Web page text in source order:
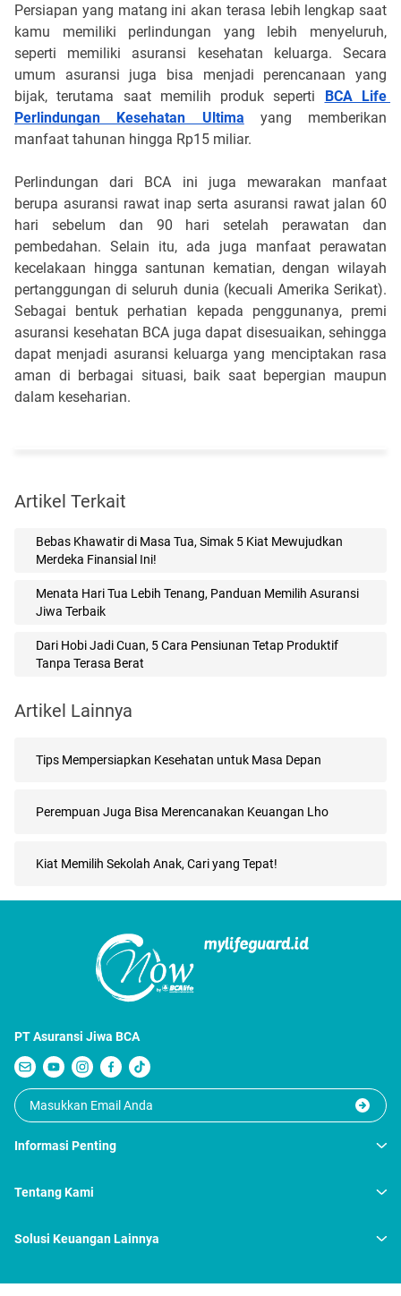
Persiapan yang matang ini akan terasa lebih lengkap saat
kamu memiliki perlindungan yang lebih menyeluruh,
seperti memiliki asuransi kesehatan keluarga. Secara
umum asuransi juga bisa menjadi perencanaan yang
bijak, terutama saat memilih produk seperti BCA Life
Perlindungan Kesehatan Ultima yang memberikan
manfaat tahunan hingga Rp15 miliar.
Perlindungan dari BCA ini juga mewarakan manfaat
berupa asuransi rawat inap serta asuransi rawat jalan 60
hari sebelum dan 90 hari setelah perawatan dan
pembedahan. Selain itu, ada juga manfaat perawatan
kecelakaan hingga santunan kematian, dengan wilayah
pertanggungan di seluruh dunia (kecuali Amerika Serikat).
Sebagai bentuk perhatian kepada penggunanya, premi
asuransi kesehatan BCA juga dapat disesuaikan, sehingga
dapat menjadi asuransi keluarga yang menciptakan rasa
aman di berbagai situasi, baik saat bepergian maupun
dalam keseharian.
Artikel Terkait
Bebas Khawatir di Masa Tua, Simak 5 Kiat Mewujudkan
Merdeka Finansial Ini!
Menata Hari Tua Lebih Tenang, Panduan Memilih Asuransi
Jiwa Terbaik
Dari Hobi Jadi Cuan, 5 Cara Pensiunan Tetap Produktif
Tanpa Terasa Berat
Artikel Lainnya
Tips Mempersiapkan Kesehatan untuk Masa Depan
Perempuan Juga Bisa Merencanakan Keuangan Lho
Kiat Memilih Sekolah Anak, Cari yang Tepat!
PT Asuransi Jiwa BCA
Informasi Penting
Tentang Kami
Solusi Keuangan Lainnya